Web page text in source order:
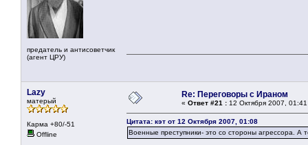
предатель и антисоветчик
(агент ЦРУ)
Lazy
матерый
Карма +80/-51
Offline
Re: Переговоры с Ираном
« Ответ #21 : 12 Октября 2007,
Цитата: кэт от 12 Октября 2007, 01:08
Военные преступники- это со стороны агрессора. А